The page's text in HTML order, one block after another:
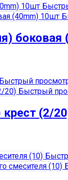
Быстрый
Быстрый
крест (2/